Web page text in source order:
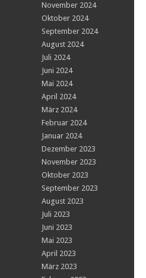
November 2024
Oktober 2024
September 2024
August 2024
Juli 2024
Juni 2024
Mai 2024
April 2024
März 2024
Februar 2024
Januar 2024
Dezember 2023
November 2023
Oktober 2023
September 2023
August 2023
Juli 2023
Juni 2023
Mai 2023
April 2023
März 2023